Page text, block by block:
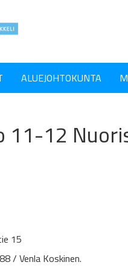
ALUEJOHTOKUNTA
11-12
15
/ Venla Koskinen.